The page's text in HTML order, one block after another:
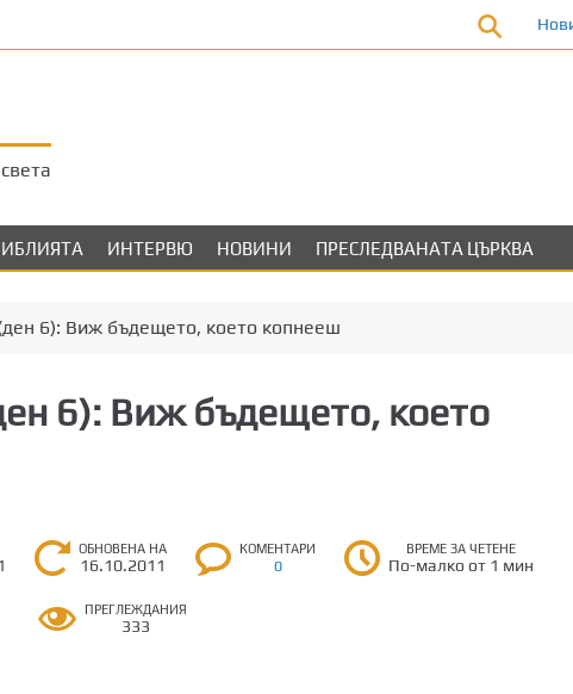
ИНТЕРВЮ НОВИНИ ПРЕСЛЕДВАНАТА ЦЪРКВА
6): Виж бъдещето, което копнееш
6): Виж бъдещето, което
ОБНОВЕНА НА
16.10.2011
КОМЕНТАРИ
0
ВРЕМЕ ЗА ЧЕТЕНЕ
По-малко от 1 мин
ПРЕГЛЕЖДАНИЯ
333